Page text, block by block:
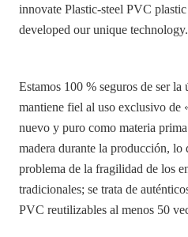
innovate Plastic-steel PVC
developed our unique technology.
Estamos 100 % seguros de ser
mantiene fiel al uso exclusivo de
nuevo y puro como materia
madera durante la producción, lo
problema de la fragilidad de los
tradicionales; se trata de
PVC reutilizables al menos 50